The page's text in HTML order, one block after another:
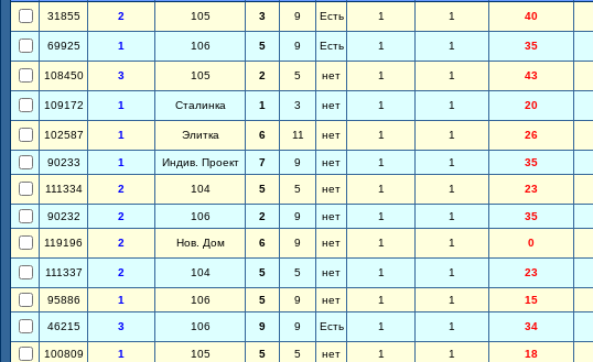
31855
2 105 3 9 Есть 1 1 40
69925 1 106 5 9 Есть 1 1 35
108450 3 105 2 5 нет 1 1 43
109172 1 Сталинка 1 3 нет 1 1 20
102587 1 Элитка 6 11 нет 1 1 26
90233 1 Индив. Проект 7 9 нет 1 1 35
111334 2 104 5 5 нет 1 1 23
90232 2 106 2 9 нет 1 1 35
119196 2 Нов. Дом 6 9 нет 1 1 0
111337 2 104 5 5 нет 1 1 23
95886 1 106 5 9 нет 1 1 15
46215 3 106 9 9 Есть 1 1 34
100809 1 105 5 5 нет 1 1 18